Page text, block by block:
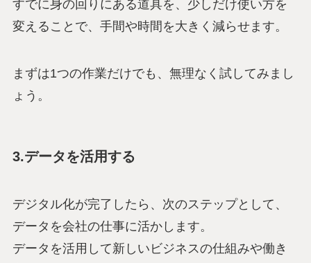
すでに身の回りにある道具を、少しだけ使い方を
変えることで、手間や時間を大きく減らせます。
まずは1つの作業だけでも、無理なく試してみまし
ょう。
3.データを活用する
デジタル化が完了したら、次のステップとして、
データを会社の仕事に活かします。
データを活用して新しいビジネスの仕組みや働き